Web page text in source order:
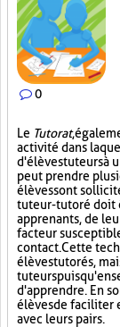
0
Le Tutorat,
activité dans
d'élèves tuteurs à
peut prendre
élèves sont
tuteur-tutoré doit
apprenants, de
facteur
contact. Cette
élèves tutorés,
tuteurs
d'apprendre. En
élèves de faciliter
avec leurs pairs.